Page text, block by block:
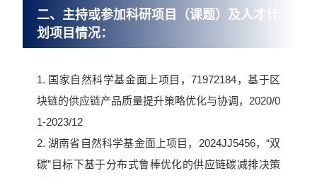
二、主持或参加科研项目（课题）及人才计
划项目情况：
1. 国家自然科学基金面上项目，71972184，基于区
块链的供应链产品质量提升策略优化与协调，2020/0
1-2023/12
2. 湖南省自然科学基金面上项目，2024JJ5456，“双
碳”目标下基于分布式鲁棒优化的供应链碳减排决策